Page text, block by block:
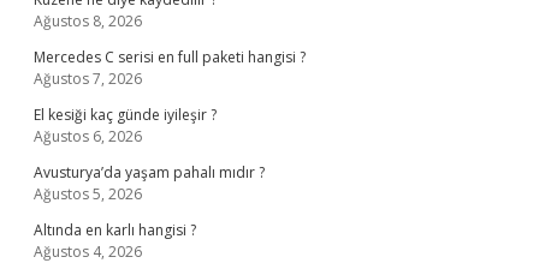
Ağustos 8, 2026
Mercedes C serisi en full paketi hangisi ?
Ağustos 7, 2026
El kesiği kaç günde iyileşir ?
Ağustos 6, 2026
Avusturya’da yaşam pahalı mıdır ?
Ağustos 5, 2026
Altında en karlı hangisi ?
Ağustos 4, 2026